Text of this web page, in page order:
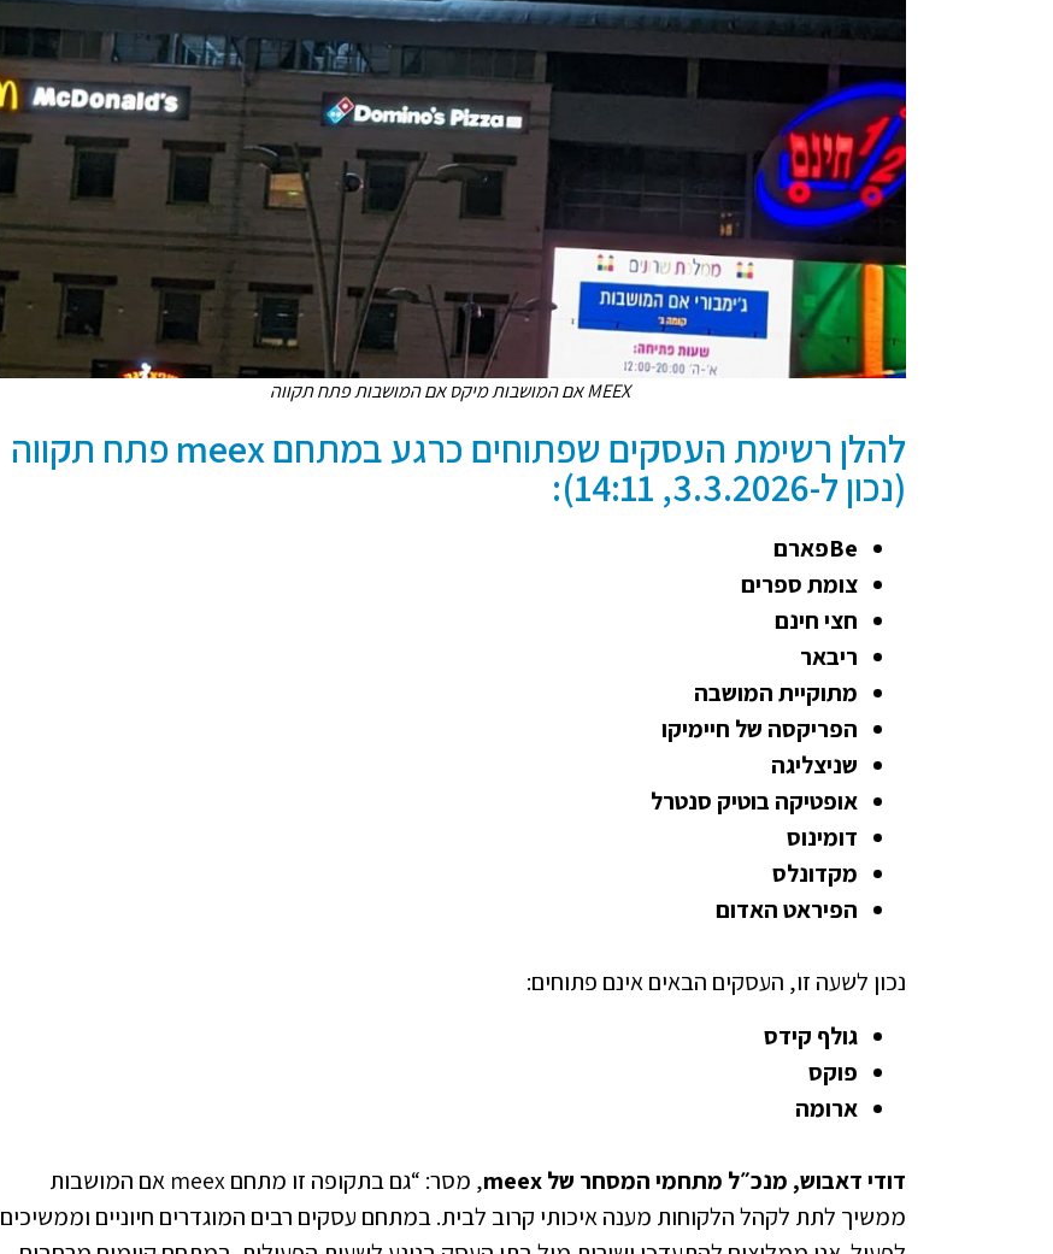
MEEX אם המושבות מיקס אם המושבות פתח תקווה
להלן רשימת העסקים שפתוחים כרגע במתחם meex פתח תקווה
(נכון ל-3.3.2026, 14:11):
Beפארם
צומת ספרים
חצי חינם
ריבאר
מתוקיית המושבה
הפריקסה של חיימיקו
שניצליגה
אופטיקה בוטיק סנטרל
דומינוס
מקדונלס
הפיראט האדום
נכון לשעה זו, העסקים הבאים אינם פתוחים:
גולף קידס
פוקס
ארומה
דודי דאבוש, מנכ״ל מתחמי המסחר של meex
, מסר: “גם בתקופה זו מתחם meex אם המושבות
ממשיך לתת לקהל הלקוחות מענה איכותי קרוב לבית. במתחם עסקים רבים המוגדרים חיוניים וממשיכים